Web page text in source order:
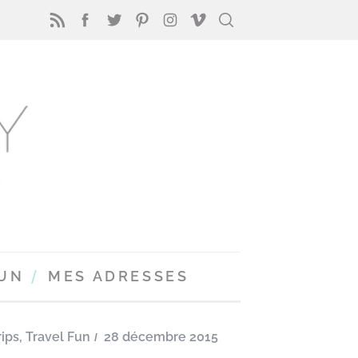
MES ADRESSES
, Travel Fun 28 décembre 2015